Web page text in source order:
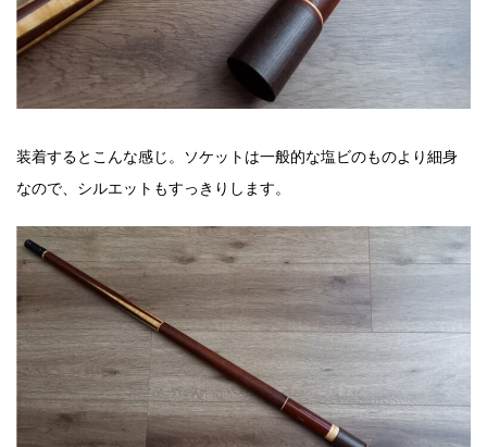
装着するとこんな感じ。ソケットは一般的な塩ビのものより細身
なので、シルエットもすっきりします。